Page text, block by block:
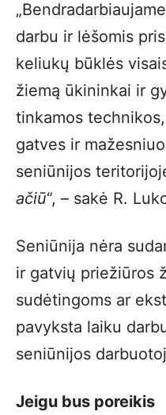
darbu ir lėšomis
keliukų būklės
žiemą ūkininkai ir
tinkamos
gatves ir
seniūnijos
ačiū“, – sakė R.
Seniūnija nėra
ir gatvių priežiūros
sudėtingoms ar
pavyksta laiku
seniūnijos
Jeigu bus poreikis